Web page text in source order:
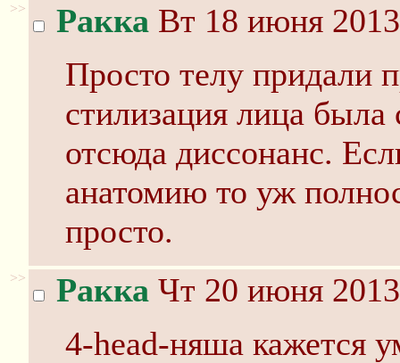
>> Ракка Вт 18 июня
Просто телу придали
стилизация лица была
отсюда диссонанс.
анатомию то уж
просто.
>> Ракка Чт 20 июня
4-head-няша кажется